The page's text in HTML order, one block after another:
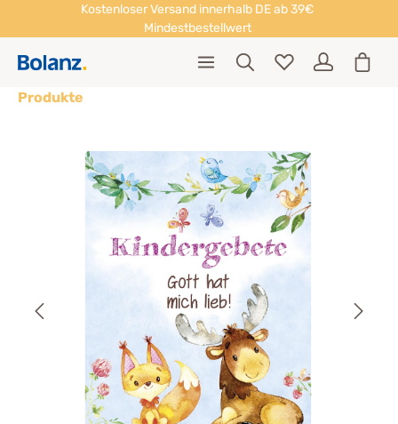
Kostenloser Versand innerhalb DE ab 39€
Mindestbestellwert
Produkte